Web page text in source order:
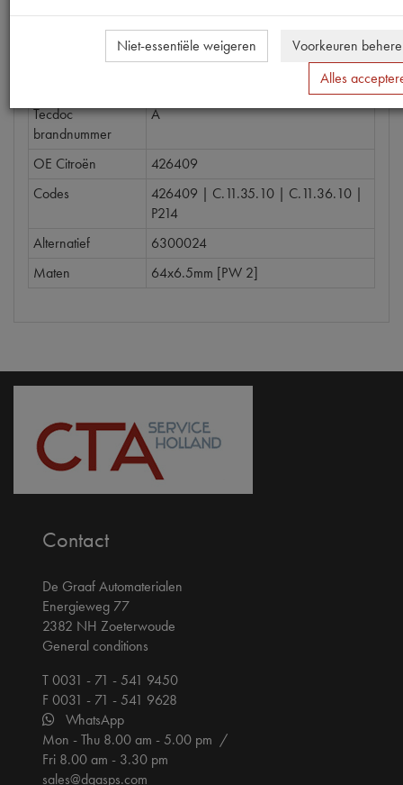
11CV
Tecdoc
brandnummer
A
OE Citroën
426409
Codes
426409 | C.11.35.10 | C.11.36.10 |
P214
Alternatief
6300024
Maten
64x6.5mm [PW 2]
Contact
De Graaf Automaterialen
Energieweg 77
2382 NH Zoeterwoude
General conditions
T 0031 - 71 - 541 9450
F 0031 - 71 - 541 9628
WhatsApp
Mon - Thu 8.00 am - 5.00 pm /
Fri 8.00 am - 3.30 pm
sales@dgasps.com
Niet-essentiële weigeren
Voorkeuren
Alles